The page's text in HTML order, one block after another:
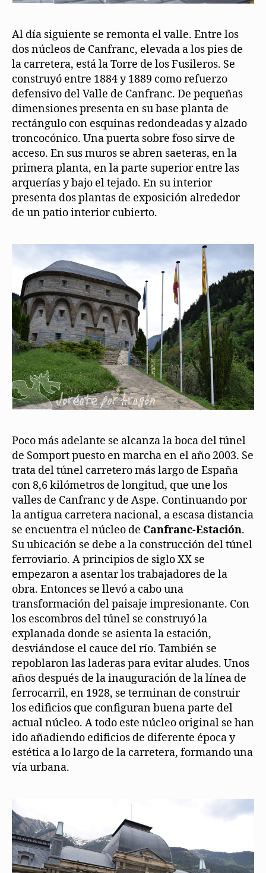
Al día siguiente se remonta el valle. Entre los
dos núcleos de Canfranc, elevada a los pies de
la carretera, está la Torre de los Fusileros. Se
construyó entre 1884 y 1889 como refuerzo
defensivo del Valle de Canfranc. De pequeñas
dimensiones presenta en su base planta de
rectángulo con esquinas redondeadas y alzado
troncocónico. Una puerta sobre foso sirve de
acceso. En sus muros se abren saeteras, en la
primera planta, en la parte superior entre las
arquerías y bajo el tejado. En su interior
presenta dos plantas de exposición alrededor
de un patio interior cubierto.
Poco más adelante se alcanza la boca del túnel
de Somport puesto en marcha en el año 2003. Se
trata del túnel carretero más largo de España
con 8,6 kilómetros de longitud, que une los
valles de Canfranc y de Aspe. Continuando por
la antigua carretera nacional, a escasa distancia
se encuentra el núcleo de Canfranc-Estación.
Su ubicación se debe a la construcción del túnel
ferroviario. A principios de siglo XX se
empezaron a asentar los trabajadores de la
obra. Entonces se llevó a cabo una
transformación del paisaje impresionante. Con
los escombros del túnel se construyó la
explanada donde se asienta la estación,
desviándose el cauce del río. También se
repoblaron las laderas para evitar aludes. Unos
años después de la inauguración de la línea de
ferrocarril, en 1928, se terminan de construir
los edificios que configuran buena parte del
actual núcleo. A todo este núcleo original se han
ido añadiendo edificios de diferente época y
estética a lo largo de la carretera, formando una
vía urbana.